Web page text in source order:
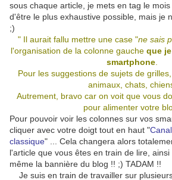
sous chaque article, je mets en tag le
d'être le plus exhaustive possible, mais je
;)
" Il aurait fallu mettre une case "ne sais
l'organisation de la colonne gauche que
smartphone
Pour les suggestions de sujets de
animaux, chats,
Autrement, bravo car on voit que vous
pour alimenter votre
Pour pouvoir voir les colonnes sur vos
cliquer avec votre doigt tout en haut "
classique" ... Cela changera alors
l'article que vous êtes en train de lire,
même la bannière du blog !! ;) TADAM !!
Je suis en train de travailler sur